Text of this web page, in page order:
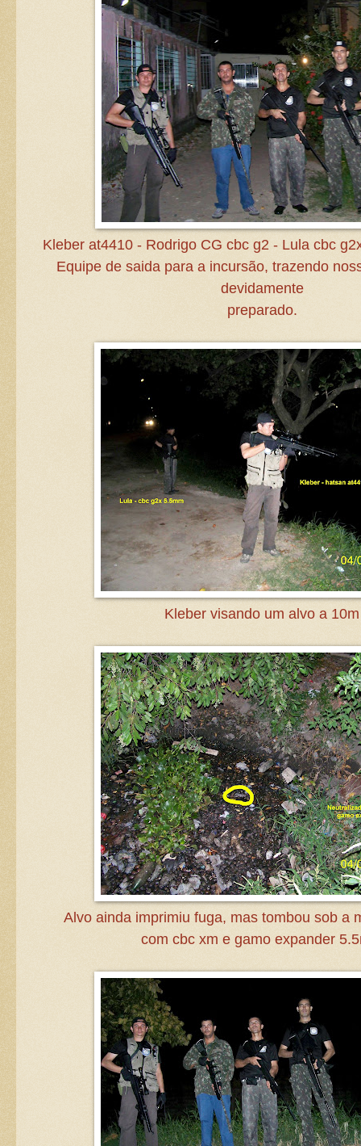
Kleber at4410 - Rodrigo CG cbc g2 - Lula cbc
Equipe de saida para a incursão, trazendo
devidamente
preparado.
Kleber visando um alvo a 10m
Alvo ainda imprimiu fuga, mas tombou sob a
com cbc xm e gamo expander